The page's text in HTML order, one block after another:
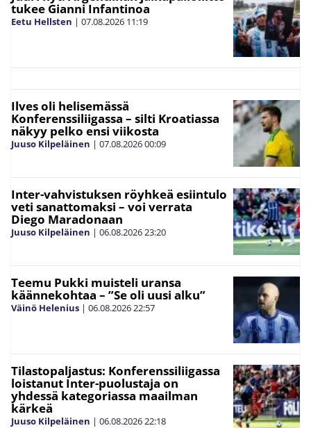
tukee Gianni Infantinoa
Eetu Hellsten | 07.08.2026 11:19
Ilves oli helisemässä
Konferenssiliigassa – silti Kroatiassa
näkyy pelko ensi viikosta
Juuso Kilpeläinen | 07.08.202600:09
Inter-vahvistuksen röyhkeä esiintulo
veti sanattomaksi – voi verrata
Diego Maradonaan
Juuso Kilpeläinen | 06.08.202623:20
Teemu Pukki muisteli uransa
käännekohtaa – ”Se oli uusi alku”
Väinö Helenius | 06.08.202622:57
Tilastopaljastus: Konferenssiliigassa
loistanut Inter-puolustaja on
yhdessä kategoriassa maailman
kärkeä
Juuso Kilpeläinen | 06.08.202622:18